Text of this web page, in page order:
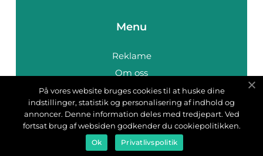
Menu
Reklame
Om oss
Cookies
Kontakt Oss
Sitemap
På vores website bruges cookies til at huske dine
indstillinger, statistik og personalisering af indhold og
annoncer. Denne information deles med tredjepart. Ved
fortsat brug af websiden godkender du cookiepolitikken.
Ok Privatlivspolitik